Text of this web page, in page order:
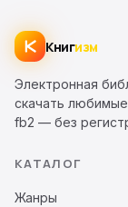
Книгизм
Электронная
скачать
fb2 — без
КАТАЛОГ
Жанры